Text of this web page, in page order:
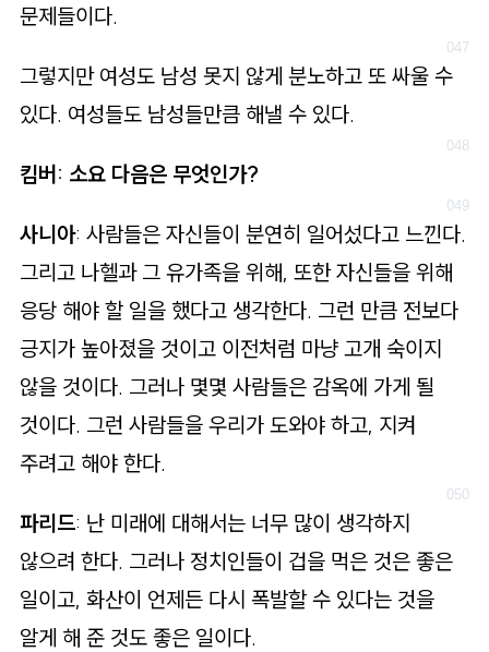
문제들이다.
그렇지만 여성도 남성 못지 않게 분노하고 또 싸울 수
있다. 여성들도 남성들만큼 해낼 수 있다.
킴버: 소요 다음은 무엇인가?
사니아: 사람들은 자신들이 분연히 일어섰다고 느낀다.
그리고 나헬과 그 유가족을 위해, 또한 자신들을 위해
응당 해야 할 일을 했다고 생각한다. 그런 만큼 전보다
긍지가 높아졌을 것이고 이전처럼 마냥 고개 숙이지
않을 것이다. 그러나 몇몇 사람들은 감옥에 가게 될
것이다. 그런 사람들을 우리가 도와야 하고, 지켜
주려고 해야 한다.
파리드: 난 미래에 대해서는 너무 많이 생각하지
않으려 한다. 그러나 정치인들이 겁을 먹은 것은 좋은
일이고, 화산이 언제든 다시 폭발할 수 있다는 것을
알게 해 준 것도 좋은 일이다.